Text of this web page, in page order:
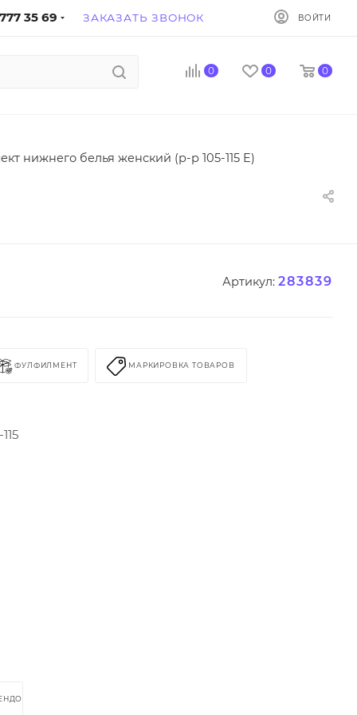
35 69 ЗАКАЗАТЬ ЗВОНОК ВОЙТИ
0 0 0
нижнего белья женский (р-р 105-115 E)
Артикул: 283839
ФУЛФИЛМЕНТ МАРКИРОВКА ТОВАРОВ